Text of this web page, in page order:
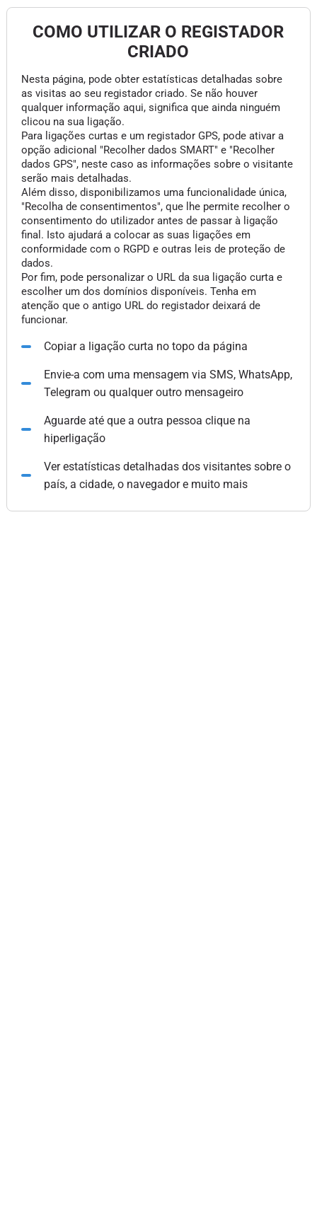
COMO UTILIZAR O REGISTADOR
CRIADO
Nesta página, pode obter estatísticas detalhadas sobre
as visitas ao seu registador criado. Se não houver
qualquer informação aqui, significa que ainda ninguém
clicou na sua ligação.
Para ligações curtas e um registador GPS, pode ativar a
opção adicional "Recolher dados SMART" e "Recolher
dados GPS", neste caso as informações sobre o visitante
serão mais detalhadas.
Além disso, disponibilizamos uma funcionalidade única,
"Recolha de consentimentos", que lhe permite recolher o
consentimento do utilizador antes de passar à ligação
final. Isto ajudará a colocar as suas ligações em
conformidade com o RGPD e outras leis de proteção de
dados.
Por fim, pode personalizar o URL da sua ligação curta e
escolher um dos domínios disponíveis. Tenha em
atenção que o antigo URL do registador deixará de
funcionar.
Copiar a ligação curta no topo da página
Envie-a com uma mensagem via SMS, WhatsApp,
Telegram ou qualquer outro mensageiro
Aguarde até que a outra pessoa clique na
hiperligação
Ver estatísticas detalhadas dos visitantes sobre o
país, a cidade, o navegador e muito mais